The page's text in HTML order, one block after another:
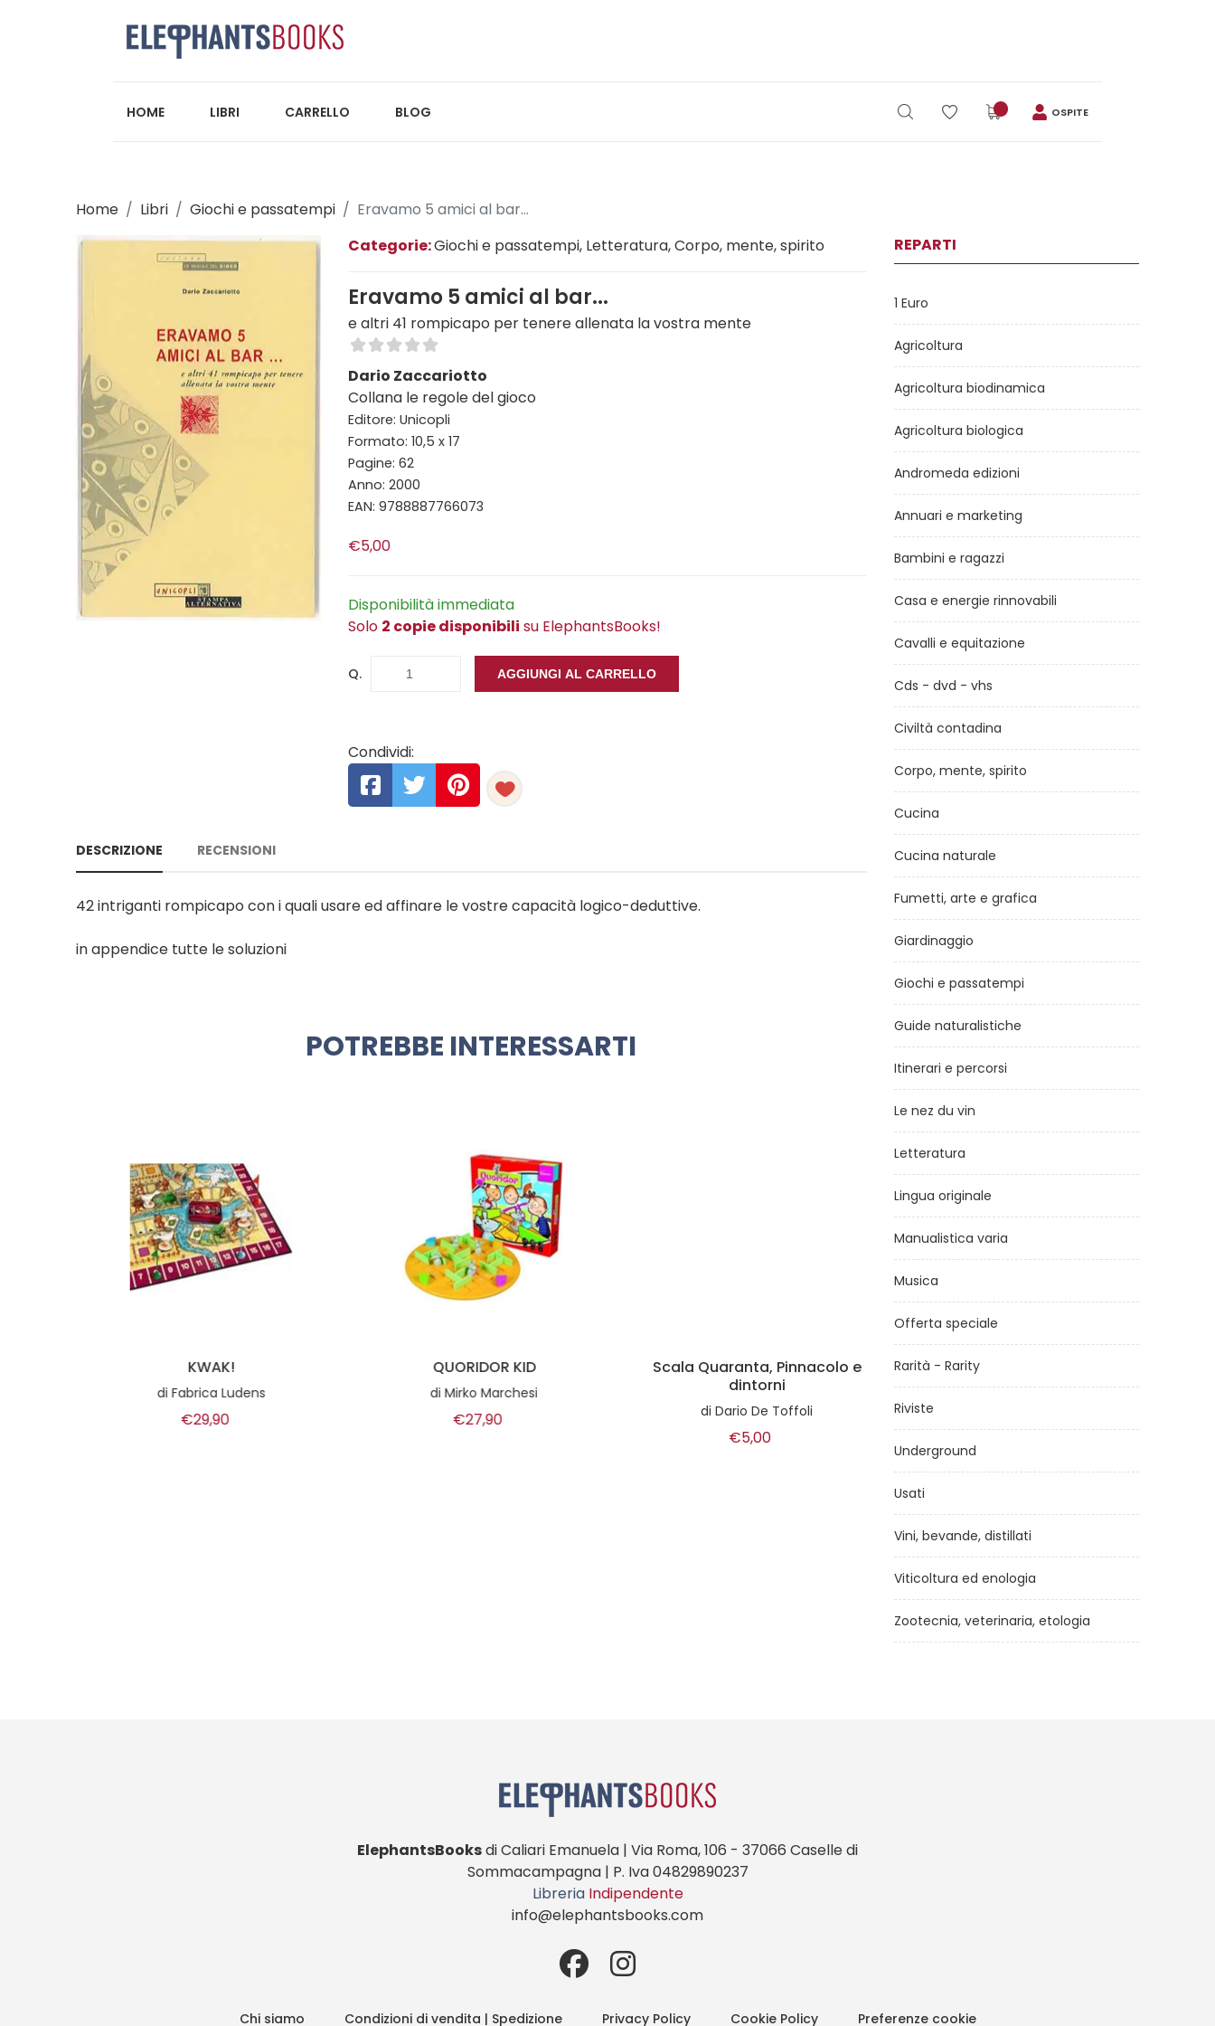
HOME LIBRI CARRELLO BLOG OSPITE
Home Libri Giochi e passatempi
Eravamo 5 amici al bar...
Categorie:Giochi e passatempi, Letteratura, Corpo, mente, spirito
Eravamo 5 amici al bar...
e altri 41 rompicapo per tenere allenata la vostra mente
Dario Zaccariotto
Collana le regole del gioco
Editore: Unicopli
Formato: 10,5 x 17
Pagine: 62
Anno: 2000
EAN: 9788887766073
€5,00
Disponibilità immediata
Solo 2 copie disponibili su ElephantsBooks!
Q. AGGIUNGI AL CARRELLO
Condividi:
DESCRIZIONE RECENSIONI
42 intriganti rompicapo con i quali usare ed affinare le vostre capacità logico-deduttive.
in appendice tutte le soluzioni
POTREBBE INTERESSARTI
KWAK!
diFabrica Ludens
€29,90
QUORIDOR KID
diMirko Marchesi
€27,90
Scala Quaranta, Pinnacolo e
dintorni
diDario De Toffoli
€5,00
diBruno Cathala
REPARTI
1 Euro
Agricoltura
Agricoltura biodinamica
Agricoltura biologica
Andromeda edizioni
Annuari e marketing
Bambini e ragazzi
Casa e energie rinnovabili
Cavalli e equitazione
Cds - dvd - vhs
Civiltà contadina
Corpo, mente, spirito
Cucina
Cucina naturale
Fumetti, arte e grafica
Giardinaggio
Giochi e passatempi
Guide naturalistiche
Itinerari e percorsi
Le nez du vin
Letteratura
Lingua originale
Manualistica varia
Musica
Offerta speciale
Rarità - Rarity
Riviste
Underground
Usati
Vini, bevande, distillati
Viticoltura ed enologia
Zootecnia, veterinaria, etologia
ElephantsBooksdi Caliari Emanuela | Via Roma, 106 - 37066 Caselle di
Sommacampagna | P. Iva 04829890237
Libreria Indipendente
info@elephantsbooks.com
Chi siamo Condizioni di vendita | Spedizione Privacy Policy Cookie Policy Preferenze cookie